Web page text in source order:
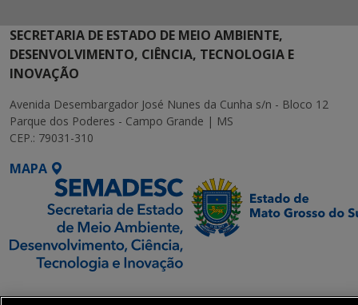
SECRETARIA DE ESTADO DE MEIO AMBIENTE,
DESENVOLVIMENTO, CIÊNCIA, TECNOLOGIA E
INOVAÇÃO
Avenida Desembargador José Nunes da Cunha s/n - Bloco 12
Parque dos Poderes - Campo Grande | MS
CEP.: 79031-310
MAPA